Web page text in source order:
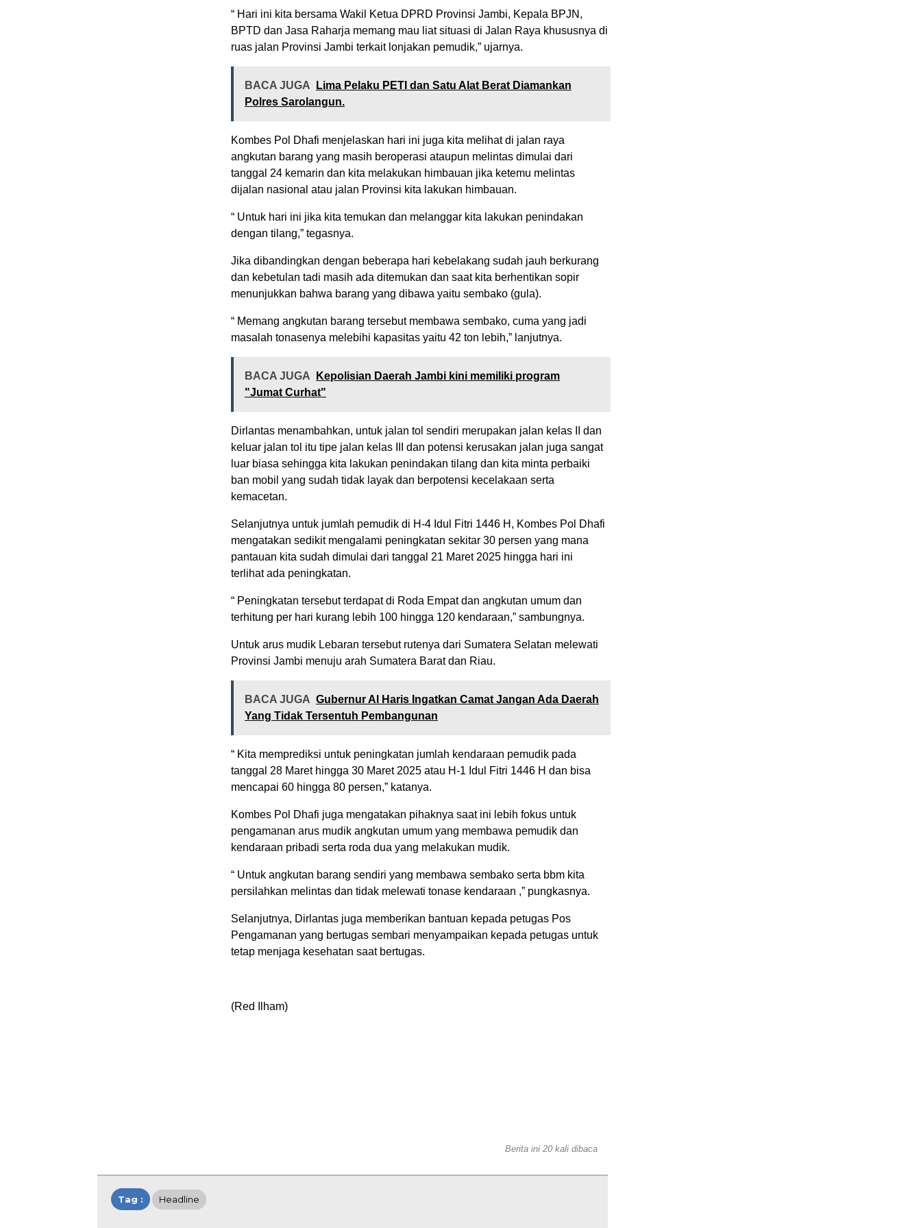
“ Hari ini kita bersama Wakil Ketua DPRD Provinsi Jambi, Kepala BPJN,
BPTD dan Jasa Raharja memang mau liat situasi di Jalan Raya khususnya di
ruas jalan Provinsi Jambi terkait lonjakan pemudik,” ujarnya.
BACA JUGA
Lima Pelaku PETI dan Satu Alat Berat Diamankan
Polres Sarolangun.
Kombes Pol Dhafi menjelaskan hari ini juga kita melihat di jalan raya
angkutan barang yang masih beroperasi ataupun melintas dimulai dari
tanggal 24 kemarin dan kita melakukan himbauan jika ketemu melintas
dijalan nasional atau jalan Provinsi kita lakukan himbauan.
“ Untuk hari ini jika kita temukan dan melanggar kita lakukan penindakan
dengan tilang,” tegasnya.
Jika dibandingkan dengan beberapa hari kebelakang sudah jauh berkurang
dan kebetulan tadi masih ada ditemukan dan saat kita berhentikan sopir
menunjukkan bahwa barang yang dibawa yaitu sembako (gula).
“ Memang angkutan barang tersebut membawa sembako, cuma yang jadi
masalah tonasenya melebihi kapasitas yaitu 42 ton lebih,” lanjutnya.
BACA JUGA
Kepolisian Daerah Jambi kini memiliki program
"Jumat Curhat"
Dirlantas menambahkan, untuk jalan tol sendiri merupakan jalan kelas II dan
keluar jalan tol itu tipe jalan kelas III dan potensi kerusakan jalan juga sangat
luar biasa sehingga kita lakukan penindakan tilang dan kita minta perbaiki
ban mobil yang sudah tidak layak dan berpotensi kecelakaan serta
kemacetan.
Selanjutnya untuk jumlah pemudik di H-4 Idul Fitri 1446 H, Kombes Pol Dhafi
mengatakan sedikit mengalami peningkatan sekitar 30 persen yang mana
pantauan kita sudah dimulai dari tanggal 21 Maret 2025 hingga hari ini
terlihat ada peningkatan.
“ Peningkatan tersebut terdapat di Roda Empat dan angkutan umum dan
terhitung per hari kurang lebih 100 hingga 120 kendaraan,” sambungnya.
Untuk arus mudik Lebaran tersebut rutenya dari Sumatera Selatan melewati
Provinsi Jambi menuju arah Sumatera Barat dan Riau.
BACA JUGA Gubernur Al Haris Ingatkan Camat Jangan Ada Daerah
Yang Tidak Tersentuh Pembangunan
“ Kita memprediksi untuk peningkatan jumlah kendaraan pemudik pada
tanggal 28 Maret hingga 30 Maret 2025 atau H-1 Idul Fitri 1446 H dan bisa
mencapai 60 hingga 80 persen,” katanya.
Kombes Pol Dhafi juga mengatakan pihaknya saat ini lebih fokus untuk
pengamanan arus mudik angkutan umum yang membawa pemudik dan
kendaraan pribadi serta roda dua yang melakukan mudik.
“ Untuk angkutan barang sendiri yang membawa sembako serta bbm kita
persilahkan melintas dan tidak melewati tonase kendaraan ,” pungkasnya.
Selanjutnya, Dirlantas juga memberikan bantuan kepada petugas Pos
Pengamanan yang bertugas sembari menyampaikan kepada petugas untuk
tetap menjaga kesehatan saat bertugas.
(Red Ilham)
Berita ini 20 kali dibaca
Tag : Headline